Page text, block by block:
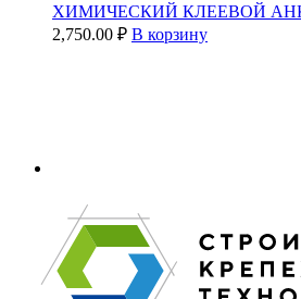
ХИМИЧЕСКИЙ КЛЕЕВОЙ
2,750.00 ₽ В корзину